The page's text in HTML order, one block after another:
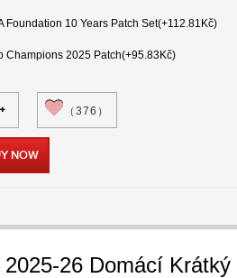
Foundation 10 Years Patch Set(+112.81Kč)
Champions 2025 Patch(+95.83Kč)
（376）
NOW
26 Domácí Krátký